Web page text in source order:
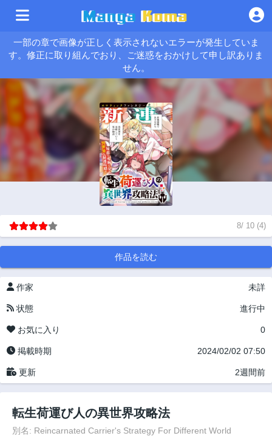
一部の章で画像が正しく表示されないエラーが発生していま
す。修正に取り組んでおり、ご迷惑をおかけして申し訳ありま
せん。
8/ 10 (4)
作品を読む
作家 未詳
状態 進行中
お気に入り 0
掲載時期 2024/02/02 07:50
更新 2週間前
転生荷運び人の異世界攻略法
別名: Reincarnated Carrier's Strategy For Different World